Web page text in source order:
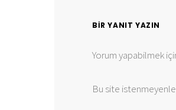
BIR YANIT YAZIN
Yorum yapabilmek
Bu site